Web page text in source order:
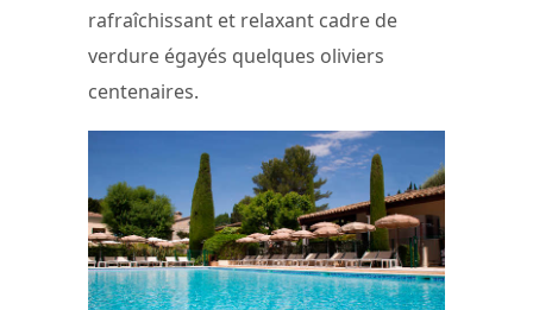
rafraîchissant et relaxant cadre de
verdure égayés quelques oliviers
centenaires.